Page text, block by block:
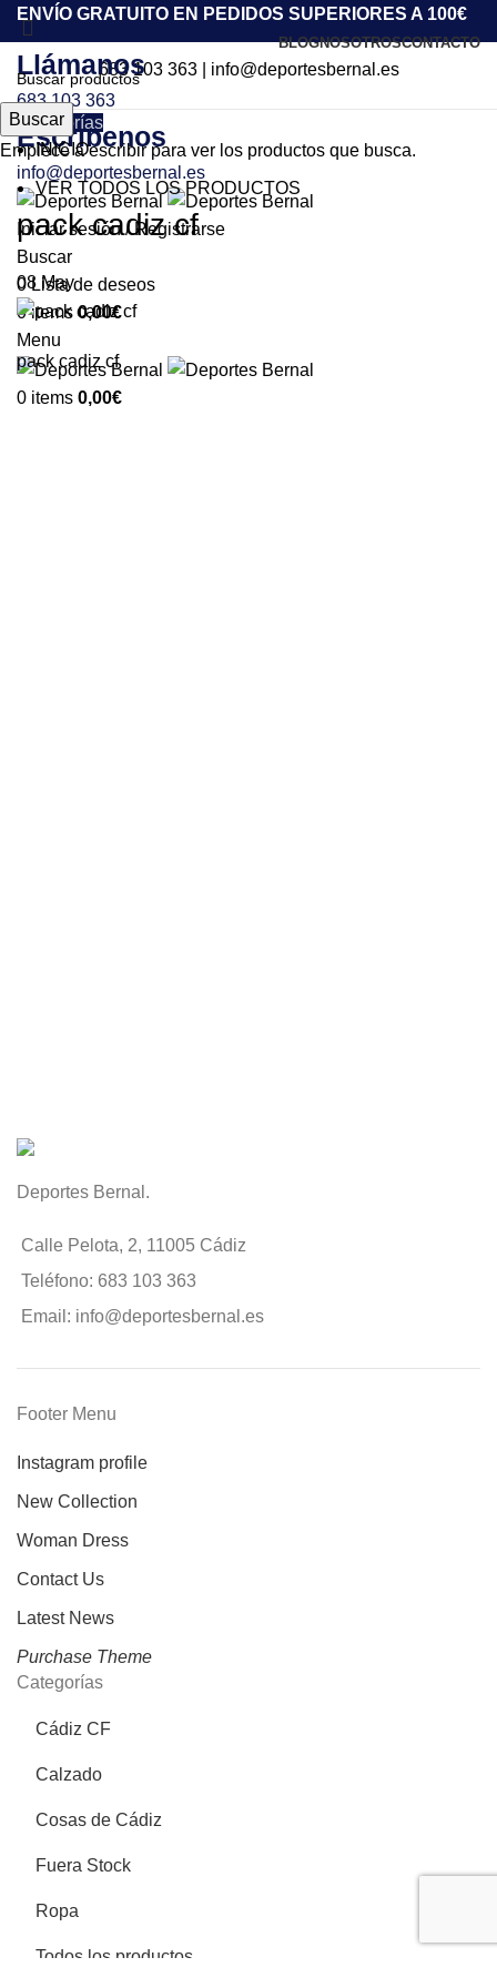
ENVÍO GRATUITO EN PEDIDOS SUPERIORES A 100€
BLOGNOSOTROSCONTACTO
683 103 363| info@deportesbernal.es
Llámanos
683 103 363
Escríbenos
info@deportesbernal.es
Iniciar sesión / Registrarse
Buscar
0Lista de deseos
0items 0,00€
Menu
0 items 0,00€
Categorías
INICIO
VER TODOS LOS PRODUCTOS
pack cadiz cf
08 May
pack cadiz cf
Deportes Bernal.
Calle Pelota, 2, 11005 Cádiz
Teléfono: 683 103 363
Email: info@deportesbernal.es
Footer Menu
Instagram profile
New Collection
Woman Dress
Contact Us
Latest News
Purchase Theme
Categorías
Cádiz CF
Calzado
Cosas de Cádiz
Fuera Stock
Ropa
Todos los productos
Buscar
Empiece a escribir para ver los productos que busca.